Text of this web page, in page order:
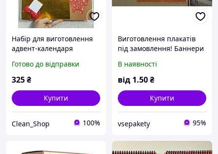
Набір для виготовлення
адвент-календаря
календар із кишеньками
та декором, 24 дні свята
Готово до відправки
325₴
Купити
Clean_Shop 100%
Виготовлення плакатів
під замовлення! Баннери
реклама, плакати!
В наявності
від 1.50₴
Купити
vsepakety 95%